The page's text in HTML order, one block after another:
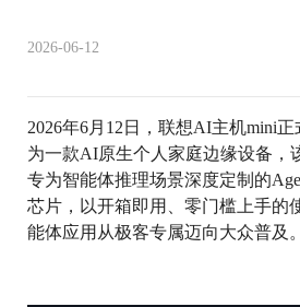
2026-06-12
2026年6月12日，联想AI主机mini
为一款AI原生个人家庭边缘设备，
专为智能体推理场景深度定制的
芯片，以开箱即用、零门槛上手的
能体应用从极客专属迈向大众普及。